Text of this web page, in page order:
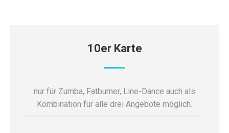
10er Karte
nur für Zumba, Fatburner, Line-Dance auch als
Kombination für alle drei Angebote möglich.